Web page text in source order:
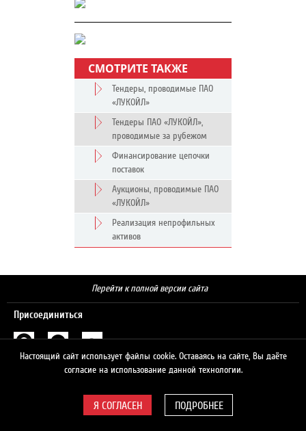
СМОТРИТЕ ТАКЖЕ
Тендеры, проводимые ПАО
«ЛУКОЙЛ»
Тендеры ПАО «ЛУКОЙЛ»,
проводимые за рубежом
Финансирование цепочки
поставок
Аукционы, проводимые ПАО
«ЛУКОЙЛ»
Реализация непрофильных
активов
Перейти к полной версии сайта
Присоединиться
Настоящий сайт использует файлы cookie. Оставаясь на сайте, Вы даёте
согласие на использование данной технологии.
ПОДРОБНЕЕ